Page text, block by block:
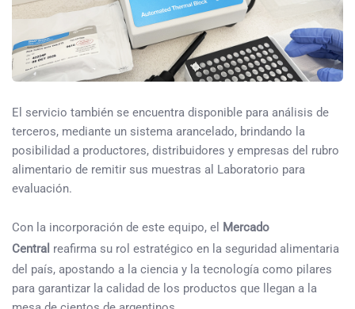
El servicio también se encuentra disponible para análisis de
terceros, mediante un sistema arancelado, brindando la
posibilidad a productores, distribuidores y empresas del rubro
alimentario de remitir sus muestras al Laboratorio para
evaluación.
Con la incorporación de este equipo, el
Mercado
Central reafirma su rol estratégico en la seguridad alimentaria
del país, apostando a la ciencia y la tecnología como pilares
para garantizar la calidad de los productos que llegan a la